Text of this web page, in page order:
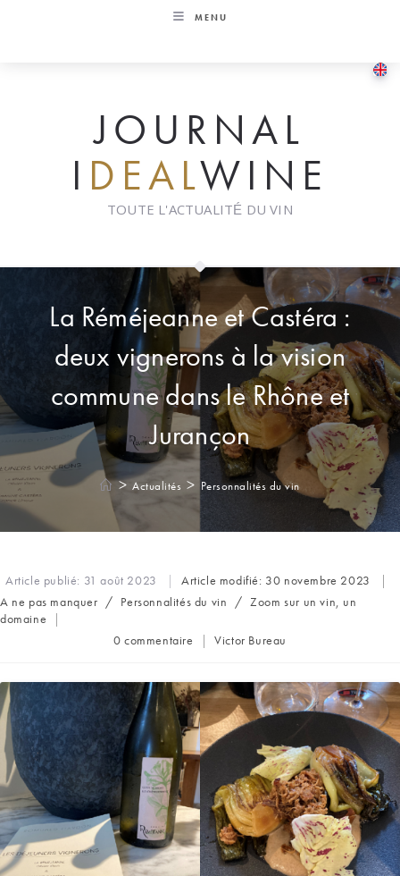
MENU
JOURNAL
I DEALWINE
TOUTE L'ACTUALITÉ DU VIN
La Réméjeanne et Castéra :
deux vignerons à la vision
commune dans le Rhône et
Jurançon
> Actualités > Personnalités du vin
Article publié: 31 août 2023 Article modifié: 30 novembre 2023
Post
category:
A ne pas manquer / Personnalités du vin / Zoom sur un vin, un
domaine
Commentaires
publication :
0 commentaire
Auteur/autrice
publication :
Victor Bureau